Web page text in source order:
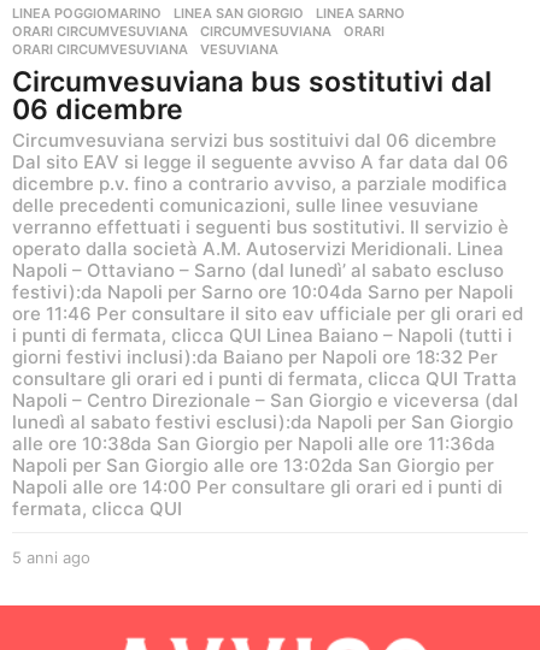
LINEA POGGIOMARINO ,LINEA SAN GIORGIO ,LINEA SARNO
ORARI CIRCUMVESUVIANA
CIRCUMVESUVIANA ,ORARI
ORARI CIRCUMVESUVIANA
,VESUVIANA
Circumvesuviana bus sostitutivi dal
06 dicembre
Circumvesuviana servizi bus sostituivi dal 06 dicembre
Dal sito EAV si legge il seguente avviso A far data dal 06
dicembre p.v. fino a contrario avviso, a parziale modifica
delle precedenti comunicazioni, sulle linee vesuviane
verranno effettuati i seguenti bus sostitutivi. Il servizio è
operato dalla società A.M. Autoservizi Meridionali. Linea
Napoli – Ottaviano – Sarno (dal lunedì’ al sabato escluso
festivi):da Napoli per Sarno ore 10:04da Sarno per Napoli
ore 11:46 Per consultare il sito eav ufficiale per gli orari ed
i punti di fermata, clicca QUI Linea Baiano – Napoli (tutti i
giorni festivi inclusi):da Baiano per Napoli ore 18:32 Per
consultare gli orari ed i punti di fermata, clicca QUI Tratta
Napoli – Centro Direzionale – San Giorgio e viceversa (dal
lunedì al sabato festivi esclusi):da Napoli per San Giorgio
alle ore 10:38da San Giorgio per Napoli alle ore 11:36da
Napoli per San Giorgio alle ore 13:02da San Giorgio per
Napoli alle ore 14:00 Per consultare gli orari ed i punti di
fermata, clicca QUI
5 anni ago
n